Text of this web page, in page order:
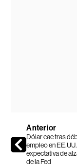
Anterior
Dólar cae tras
empleo en
expectativa de
de la Fed